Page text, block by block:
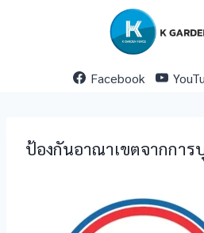
Facebook
ป้องกันอาณาเขตจากการ